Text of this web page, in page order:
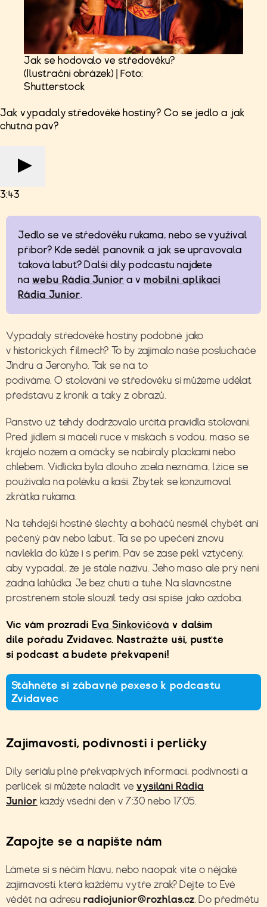
Jak se hodovalo ve středověku?
(Ilustrační obrázek) | Foto:
Shutterstock
Jak vypadaly středověké hostiny? Co se jedlo a jak
chutná páv?
3:43
Jedlo se ve středověku rukama, nebo se využíval
příbor? Kde seděl panovník a jak se upravovala
taková labuť? Další díly podcastu najdete
na webu Rádia Junior a vmobilní aplikaci
Rádia Junior.
Vypadaly středověké hostiny podobně jako
v historických filmech? To by zajímalo naše posluchače
Jindru a Jeronyho. Tak se na to
podíváme. O stolování ve středověku si můžeme udělat
představu z kronik a taky z obrazů.
Panstvo už tehdy dodržovalo určitá pravidla stolování.
Před jídlem si máčeli ruce v miskách s vodou, maso se
krájelo nožem a omáčky se nabíraly plackami nebo
chlebem. Vidlička byla dlouho zcela neznámá, lžíce se
používala na polévku a kaši. Zbytek se konzumoval
zkrátka rukama.
Na tehdejší hostině šlechty a boháčů nesměl chybět ani
pečený páv nebo labuť. Ta se po upečení znovu
navlékla do kůže i s peřím. Páv se zase pekl vztyčený,
aby vypadal, že je stále naživu. Jeho maso ale prý není
žádná lahůdka. Je bez chuti a tuhé. Na slavnostně
prostřeném stole sloužil tedy asi spíše jako ozdoba.
Víc vám prozradíEva Sinkovičová v dalším
díle pořadu Zvídavec. Nastražte uši, pusťte
si podcast a budete překvapení!
Stáhněte si zábavné pexeso k podcastu
Zvídavec
Zajímavosti, podivnosti i perličky
Díly seriálu plné překvapivých informací, podivností a
perliček si můžete naladit ve vysílání Rádia
Junior každý všední den v 7:30 nebo 17:05.
Zapojte se a napište nám
Lámete si s něčím hlavu, nebo naopak víte o nějaké
zajímavosti, která každému vytře zrak? Dejte to Evě
vědět na adresu radiojunior@rozhlas.cz. Do předmětu